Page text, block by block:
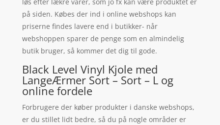
på siden. Købes der ind i online webshops kan
priserne findes lavere end i butikker- når
webshoppen sparer de penge som en almindelig
butik bruger, så kommer det dig til gode.
Black Level Vinyl Kjole med
LangeÆrmer Sort – Sort – L og
online fordele
Forbrugere der køber produkter i danske webshops,
er du stillet lidt bedre, så du på nogle områder er